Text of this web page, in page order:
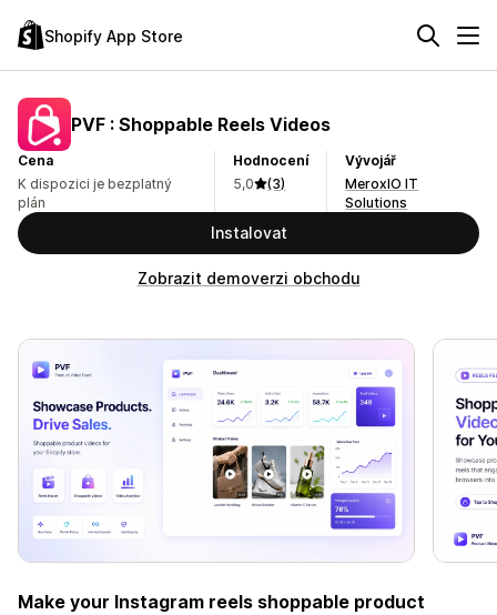
Shopify App Store
PVF : Shoppable Reels Videos
Cena
K dispozici je bezplatný
plán
Hodnocení
5,0
(3)
Vývojář
MeroxIO IT
Solutions
Instalovat
Zobrazit demoverzi obchodu
Make your Instagram reels shoppable product